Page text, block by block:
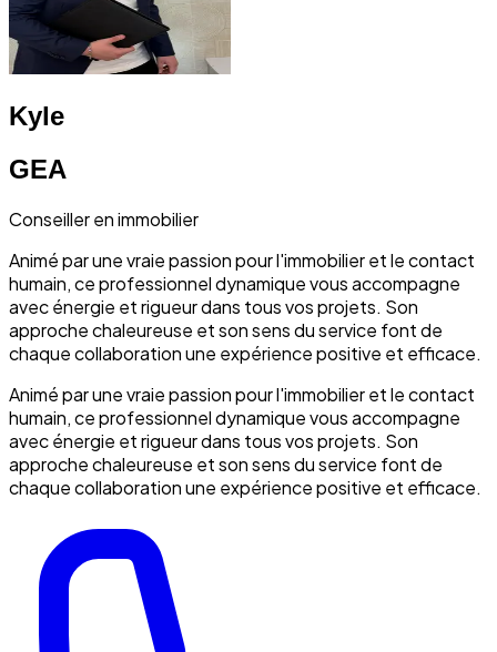
Kyle
GEA
Conseiller en immobilier
Animé par une vraie passion pour l'immobilier et le contact
humain, ce professionnel dynamique vous accompagne
avec énergie et rigueur dans tous vos projets. Son
approche chaleureuse et son sens du service font de
chaque collaboration une expérience positive et efficace.
Animé par une vraie passion pour l'immobilier et le contact
humain, ce professionnel dynamique vous accompagne
avec énergie et rigueur dans tous vos projets. Son
approche chaleureuse et son sens du service font de
chaque collaboration une expérience positive et efficace.